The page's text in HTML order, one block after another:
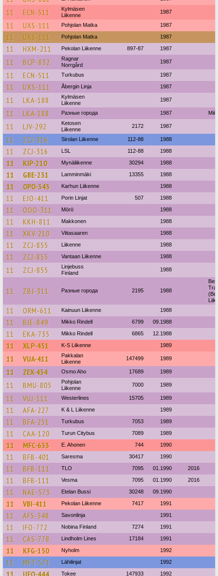
11 ECN-511
Kylmäsen
Liikenne
1987
11 UXS-111 Pohjolan Matka 1987
11 UXS-111 Pohjolan Matka 1987
11 HXM-211 Pekolan Liikenne 897-87 1987
11 BCP-832
Ragnar
Norrgård
1987
11 ECN-511 Turkubus 1987
11 UXS-111 Åbergin Linja 1987
11 LKA-188
Kylmäsen
Liikenne
1987
11 LKA-188 Разные города 1987
11 LJV-292
Ketosen
Liikenne
2172 1987
11 ZCJ-316 Sirolan Liikenne 112-88 1988
11 ZCJ-316 LSL 112-88 1988
11 KIP-210 Mynäliikenne 30294 1988
11 GBE-231 Lamminmäki 13355 1988
11 OPO-343 Karhun Liikenne 1988
11 EJO-411 Porin Linjat 507 1988
11 OOO-311 Mörö 1988
11 KKH-811 Makkonen 1988
11 XKV-210 Viitasaaren 1988
11 ZCJ-855 Liikenne 1988
11 ZCJ-855 Vantaan Liikenne 1988
11 ZCJ-855
Linjebuss
Finland
1988
11 ZBJ-311 Разные города 2195 1988
11 ORM-611 Kainuun Liikenne 1988
11 BJE-849 Mikko Rindell 6799 09.1988
11 EKA-735 Mikko Rindell 6865 12.1988
11 XLP-451 K-S Liikenne 1989
11 VUA-411
Pakkalan
Liikenne
147499 1989
11 ZEX-434 Osmo Aho 17689 1989
11 BMU-805
Pohjolan
Liikenne
7000 1989
11 VUJ-111 Westerlines 15705 1989
11 AFA-227 K & L Liikenne 1989
11 BFA-251 Turkubus 7053 1989
11 CAA-120 Turun Citybus 7089 1989
11 MFC-633 E. Ahonen 744 1990
11 BFB-401 Saresma 30417 1990
11 BFB-111 TLO 7095 01.1990 2016
11 BFB-111 Vesma 7095 01.1990 2016
11 NAE-573 Etelan Bussi 30248 09.1990
11 VBI-411 Pekolan Liikenne 7417 1991
11 AFS-548 Savonlinja 1991
11 IFO-772 Nobina Finland 7274 1991
11 CAS-778 Lindholm Lines 17184 1991
11 KFG-150 Nyholm 1992
11 MFT-571 Lähilinjat 1992
11 UFO-444 Tokee 147933 1992